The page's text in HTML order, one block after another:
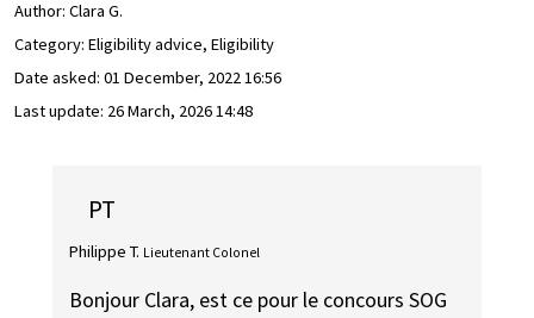
Author: Clara G.
Category: Eligibility advice, Eligibility
Date asked: 01 December, 2022 16:56
Last update: 26 March, 2026 14:48
PT
Philippe T. Lieutenant Colonel
Bonjour Clara, est ce pour le concours SOG